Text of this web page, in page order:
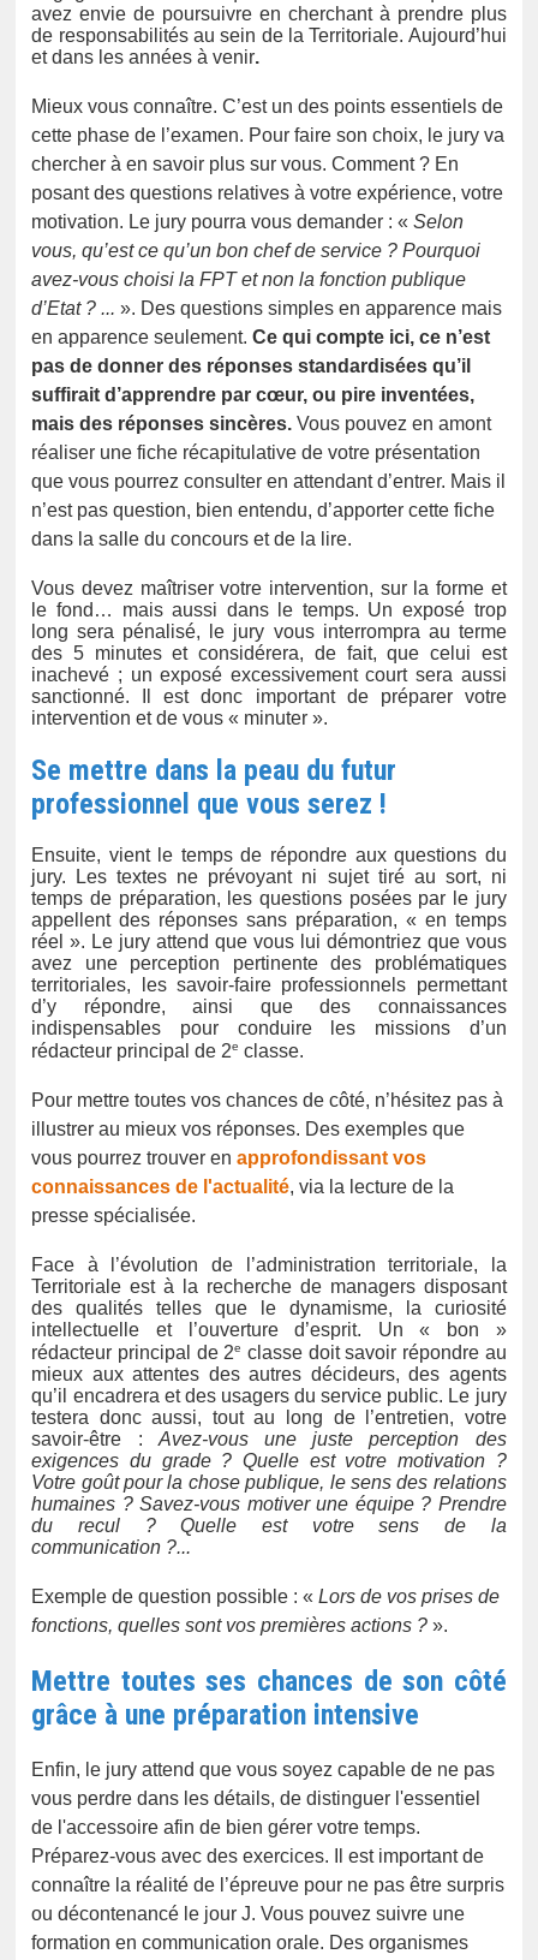
avez envie de poursuivre en cherchant à prendre plus
de responsabilités au sein de la Territoriale. Aujourd’hui
et dans les années à venir.
Mieux vous connaître. C’est un des points essentiels de
cette phase de l’examen. Pour faire son choix, le jury va
chercher à en savoir plus sur vous. Comment ? En
posant des questions relatives à votre expérience, votre
motivation. Le jury pourra vous demander : «Selon
vous, qu’est ce qu’un bon chef de service ? Pourquoi
avez-vous choisi la FPT et non la fonction publique
d’Etat ? ... ». Des questions simples en apparence mais
en apparence seulement.Ce qui compte ici, ce n’est
pas de donner des réponses standardisées qu’il
suffirait d’apprendre par cœur, ou pire inventées,
mais des réponses sincères.Vous pouvez en amont
réaliser une fiche récapitulative de votre présentation
que vous pourrez consulter en attendant d’entrer. Mais il
n’est pas question, bien entendu, d’apporter cette fiche
dans la salle du concours et de la lire.
Vous devez maîtriser votre intervention, sur la forme et
le fond… mais aussi dans le temps. Un exposé trop
long sera pénalisé, le jury vous interrompra au terme
des 5 minutes et considérera, de fait, que celui est
inachevé ; un exposé excessivement court sera aussi
sanctionné. Il est donc important de préparer votre
intervention et de vous « minuter ».
Se mettre dans la peau du futur
professionnel que vous serez !
Ensuite, vient le temps de répondre aux questions du
jury. Les textes ne prévoyant ni sujet tiré au sort, ni
temps de préparation, les questions posées par le jury
appellent des réponses sans préparation, « en temps
réel ». Le jury attend que vous lui démontriez que vous
avez une perception pertinente des problématiques
territoriales, les savoir-faire professionnels permettant
d’y répondre, ainsi que des connaissances
indispensables pour conduire les missions d’un
rédacteur principal de 2e classe.
Pour mettre toutes vos chances de côté, n’hésitez pas à
illustrer au mieux vos réponses. Des exemples que
vous pourrez trouver en approfondissant vos
connaissances de l'actualité,via la lecture de la
presse spécialisée.
Face à l’évolution de l’administration territoriale, la
Territoriale est à la recherche de managers disposant
des qualités telles que le dynamisme, la curiosité
intellectuelle et l’ouverture d’esprit. Un « bon »
rédacteur principal de 2e classe doit savoir répondre au
mieux aux attentes des autres décideurs, des agents
qu’il encadrera et des usagers du service public. Le jury
testera donc aussi, tout au long de l’entretien, votre
savoir-être :Avez-vous une juste perception des
exigences du grade ? Quelle est votre motivation ?
Votre goût pour la chose publique, le sens des relations
humaines ? Savez-vous motiver une équipe ? Prendre
du recul ? Quelle est votre sens de la
communication ?...
Exemple de question possible : «Lors de vos prises de
fonctions, quelles sont vos premières actions ?».
Mettre toutes ses chances de son côté
grâce à une préparation intensive
Enfin, le jury attend que vous soyez capable de ne pas
vous perdre dans les détails, de distinguer l'essentiel
de l'accessoire afin de bien gérer votre temps.
Préparez-vous avec des exercices. Il est important de
connaître la réalité de l’épreuve pour ne pas être surpris
ou décontenancé le jour J. Vous pouvez suivre une
formation en communication orale. Des organismes